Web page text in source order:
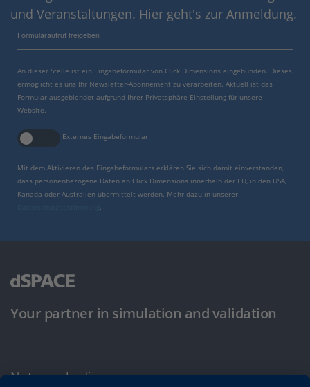
und Veranstaltungen. Hier geht's zur Anmeldung.
Formularaufruf freigeben
An dieser Stelle ist ein Eingabeformular von Click Dimensions eingebunden. Dieses
ermöglicht es uns Ihr Newsletter-Abonnement zu verarbeiten. Aktuell ist das
Formular ausgeblendet aufgrund Ihrer Privatsphäre-Einstellung für unsere
Website.
Externes Eingabeformular
Mit dem Aktivieren des Eingabeformulars erklären Sie sich damit einverstanden,
dass personenbezogene Daten an Click Dimensions innerhalb der EU, in den USA,
Kanada oder Australien übermittelt werden. Mehr dazu in unserer
Your partner in simulation and validation
Nutzungsbedingungen